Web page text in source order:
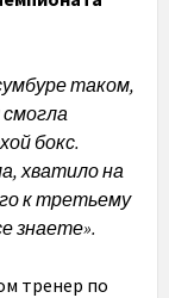
таком,
бокс.
хватило на
к третьему
знаете».
тренер по